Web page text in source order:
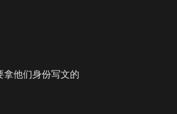
拿他们身份写文的